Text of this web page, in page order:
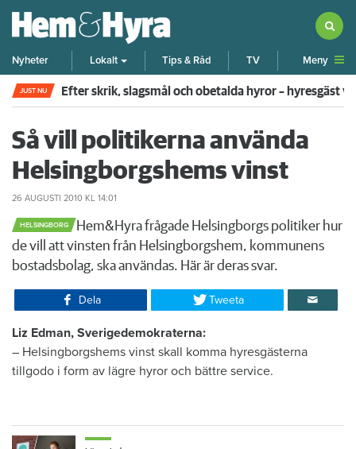
Nyheter Lokalt Tips & Råd TV Meny
JUST NU Efter skrik, slagsmål och obetalda hyror – hyresgäst
Så vill politikerna använda
Helsingborgshems vinst
26 AUGUSTI 2010 KL 14:01
HELSINGBORG
​Hem&Hyra frågade Helsingborgs politiker hur
de vill att vinsten från Helsingborgshem, kommunens
bostadsbolag, ska användas. Här är deras svar.
Dela Tweeta
Liz Edman, Sverigedemokraterna:
– Helsingborgshems vinst skall komma hyresgästerna
tillgodo i form av lägre hyror och bättre service.